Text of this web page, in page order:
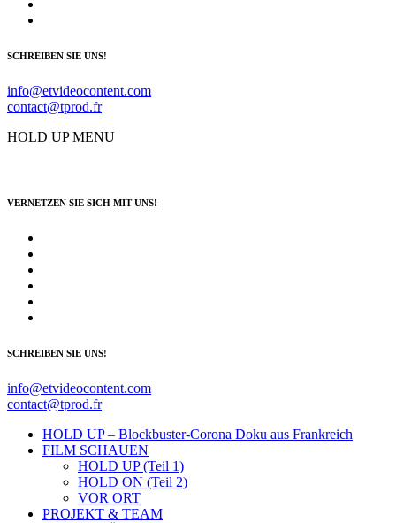
SCHREIBEN SIE UNS!
info@etvideocontent.com
contact@tprod.fr
HOLD UP MENU
VERNETZEN SIE SICH MIT UNS!
SCHREIBEN SIE UNS!
info@etvideocontent.com
contact@tprod.fr
HOLD UP – Blockbuster-Corona Doku aus Frankreich
FILM SCHAUEN
HOLD UP (Teil 1)
HOLD ON (Teil 2)
VOR ORT
PROJEKT & TEAM